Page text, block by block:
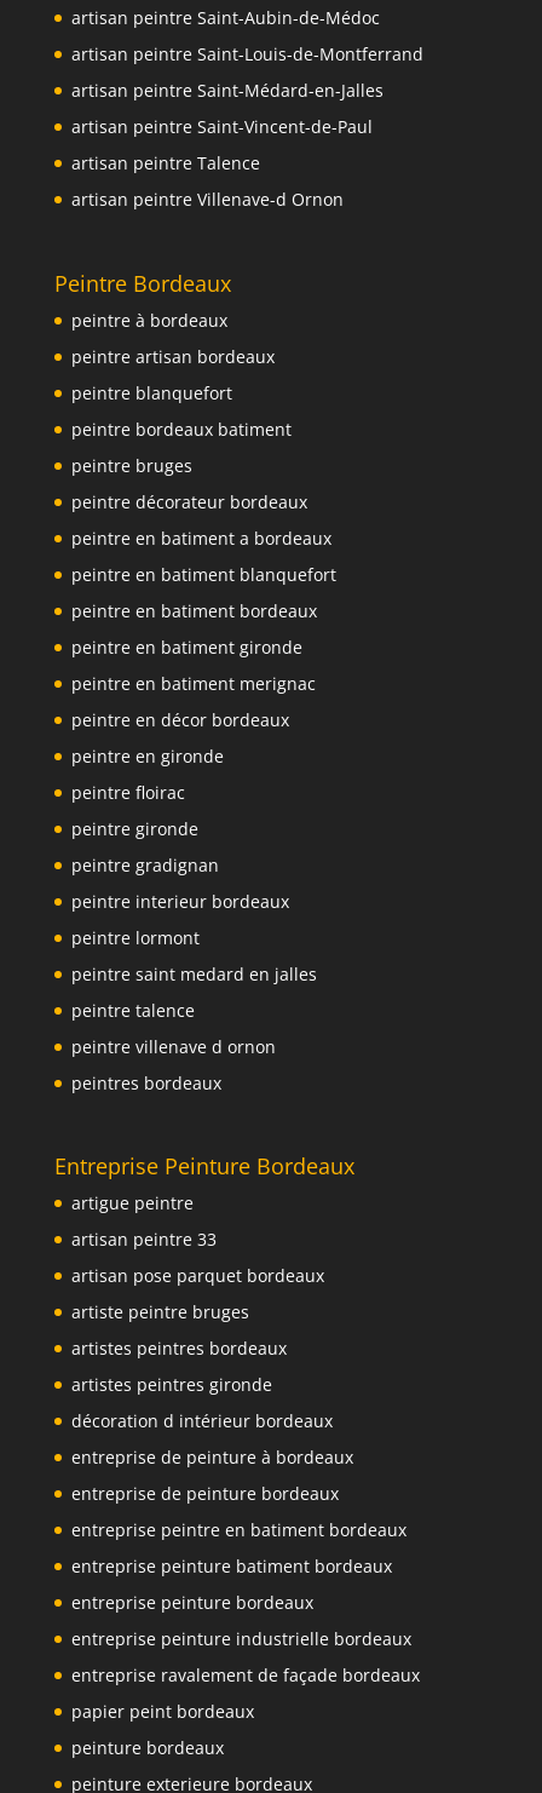
artisan peintre Saint-Aubin-de-Médoc
artisan peintre Saint-Louis-de-Montferrand
artisan peintre Saint-Médard-en-Jalles
artisan peintre Saint-Vincent-de-Paul
artisan peintre Talence
artisan peintre Villenave-d Ornon
Peintre Bordeaux
peintre à bordeaux
peintre artisan bordeaux
peintre blanquefort
peintre bordeaux batiment
peintre bruges
peintre décorateur bordeaux
peintre en batiment a bordeaux
peintre en batiment blanquefort
peintre en batiment bordeaux
peintre en batiment gironde
peintre en batiment merignac
peintre en décor bordeaux
peintre en gironde
peintre floirac
peintre gironde
peintre gradignan
peintre interieur bordeaux
peintre lormont
peintre saint medard en jalles
peintre talence
peintre villenave d ornon
peintres bordeaux
Entreprise Peinture Bordeaux
artigue peintre
artisan peintre 33
artisan pose parquet bordeaux
artiste peintre bruges
artistes peintres bordeaux
artistes peintres gironde
décoration d intérieur bordeaux
entreprise de peinture à bordeaux
entreprise de peinture bordeaux
entreprise peintre en batiment bordeaux
entreprise peinture batiment bordeaux
entreprise peinture bordeaux
entreprise peinture industrielle bordeaux
entreprise ravalement de façade bordeaux
papier peint bordeaux
peinture bordeaux
peinture exterieure bordeaux